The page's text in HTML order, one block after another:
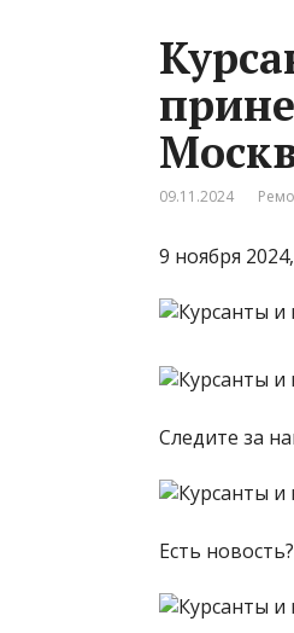
09.11.2024
9 ноября
Следите за
Есть